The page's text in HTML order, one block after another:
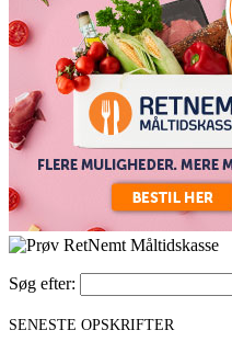
Søg efter:
SENESTE OPSKRIFTER